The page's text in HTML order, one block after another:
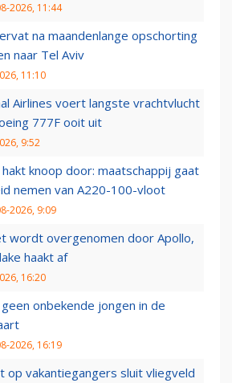
2026, 11:44
na maandenlange opschorting
naar Tel Aviv
11:10
Airlines voert langste vrachtvlucht
777F ooit uit
9:52
hakt knoop door: maatschappij gaat
nemen van A220-100-vloot
2026, 9:09
wordt overgenomen door Apollo,
haakt af
16:20
onbekende jongen in de
2026, 16:19
op vakantiegangers sluit vliegveld